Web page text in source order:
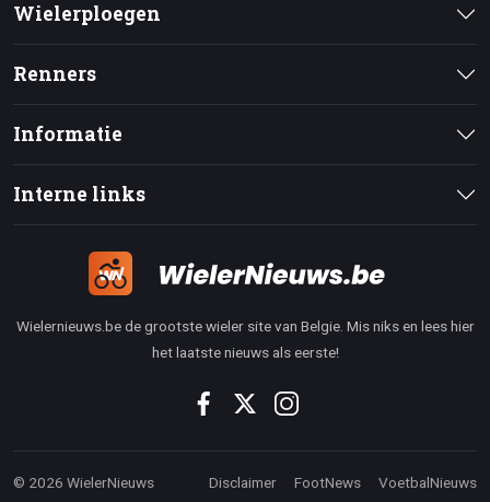
Wielerploegen
Renners
Informatie
Interne links
Wielernieuws.be de grootste wieler site van Belgie. Mis niks en lees hier
het laatste nieuws als eerste!
© 2026 WielerNieuws Disclaimer FootNews VoetbalNieuws